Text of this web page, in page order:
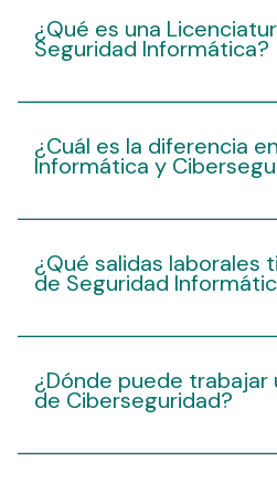
¿Qué es una
Seguridad Informática?
¿Cuál es la diferencia
Informática y
¿Qué salidas laborales
de Seguridad
¿Dónde puede trabajar
de Ciberseguridad?